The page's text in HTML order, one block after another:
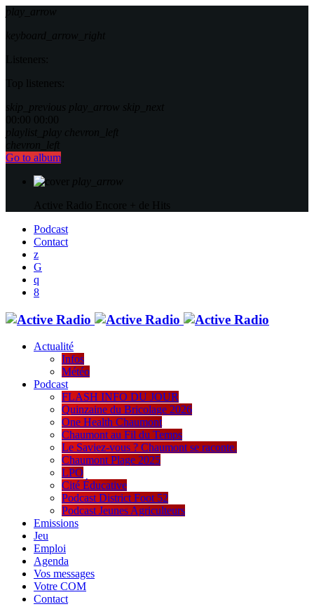
play_arrow
keyboard_arrow_right
Listeners:
Top listeners:
skip_previous play_arrow skip_next
00:00 00:00
playlist_play chevron_left
chevron_left
Go to album
play_arrow
Active Radio Encore + de Hits
Podcast
Contact
Actualité
Infos
Météo
Podcast
FLASH INFO DU JOUR
Quinzaine du Bricolage 2026
One Health Chaumont
Chaumont au Fil du Temps
Le Saviez-vous ? Chaumont se raconte.
Chaumont Plage 2025
LPO
Cité Éducative
Podcast District Foot 52
Podcast Jeunes Agriculteurs
Emissions
Jeu
Emploi
Agenda
Vos messages
Votre COM
Contact